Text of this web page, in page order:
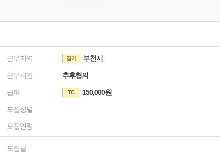
근무지역 경기 부천시
근무시간 추후협의
급여 TC 150,000원
모집성별
모집연령
모집글